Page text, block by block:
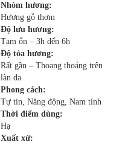
Nhóm hương:
Hương gỗ thơm
Độ lưu hương:
Tạm ổn – 3h đến 6h
Độ tỏa hương:
Rất gần – Thoang thoảng trên
làn da
Phong cách:
Tự tin, Năng động, Nam tính
Thời điểm dùng:
Hạ
Xuất xứ: